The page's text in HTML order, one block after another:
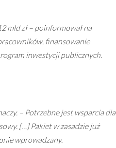
mld zł – poinformował na
finansowanie
inwestycji publicznych.
– Potrzebne jest wsparcia dla
[…] Pakiet w zasadzie już
wprowadzany.